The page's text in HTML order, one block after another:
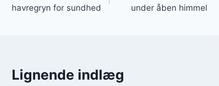
havregryn for sundhed
under åben himmel
Lignende indlæg